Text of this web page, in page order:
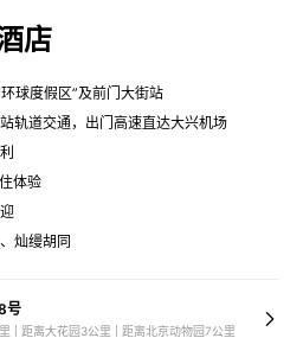
店
球度假区”及前门大街站
轨道交通，出门高速直达大兴机场
体验
灿缦胡同
号
| 距离大花园3公里 | 距离北京动物园7公里